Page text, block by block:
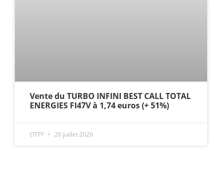
Vente du TURBO INFINI BEST CALL TOTAL
ENERGIES FI47V à 1,74 euros (+ 51%)
OTFY 20 juillet 2026